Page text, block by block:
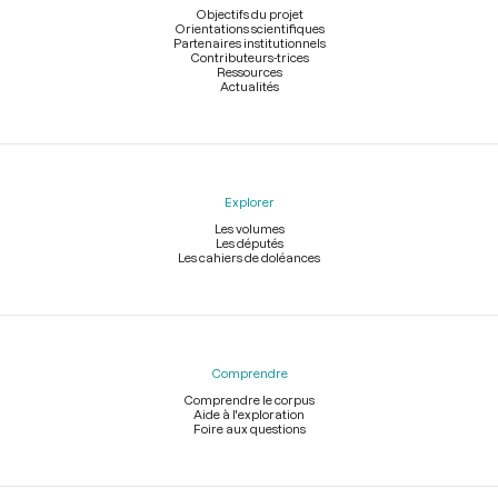
Objectifs du projet
Orientations scientifiques
Partenaires institutionnels
Contributeurs-trices
Ressources
Actualités
Explorer
Les volumes
Les députés
Les cahiers de doléances
Comprendre
Comprendre le corpus
Aide à l'exploration
Foire aux questions